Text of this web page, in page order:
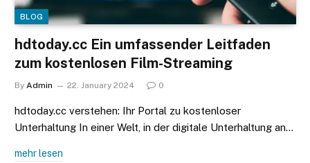
BLOG
hdtoday.cc Ein umfassender Leitfaden
zum kostenlosen Film-Streaming
By Admin 22. January 2024 0
hdtoday.cc verstehen: Ihr Portal zu kostenloser
Unterhaltung In einer Welt, in der digitale Unterhaltung an…
mehr lesen